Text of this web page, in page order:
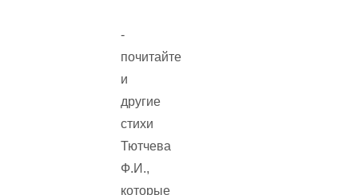
-
почитайте
и
другие
стихи
Тютчева
Ф.И.,
которые